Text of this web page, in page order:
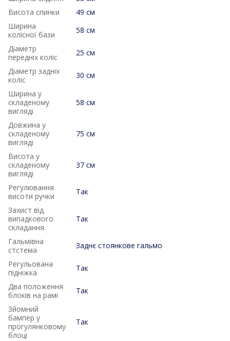
Висота спинки
49 см
Ширина
колісної бази
58 см
Діаметр
передніх коліс
25 см
Діаметр задніх
коліс
30 см
Ширина у
складеному
вигляді
58 см
Довжина у
складеному
вигляді
75 см
Висота у
складеному
вигляді
37 см
Регулювання
висоти ручки
Так
Захист від
випадкового
складання
Так
Гальмівна
стстема
Заднє стоянкове гальмо
Регульована
підніжка
Так
Два положення
блоків на рамі
Так
Зйомний
бампер у
прогулянковому
блоці
Так